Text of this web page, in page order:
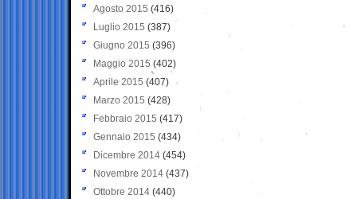
Agosto 2015 (416)
Luglio 2015 (387)
Giugno 2015 (396)
Maggio 2015 (402)
Aprile 2015 (407)
Marzo 2015 (428)
Febbraio 2015 (417)
Gennaio 2015 (434)
Dicembre 2014 (454)
Novembre 2014 (437)
Ottobre 2014 (440)